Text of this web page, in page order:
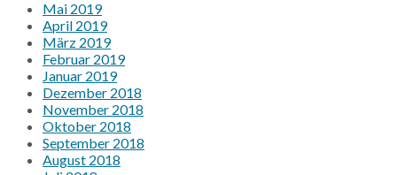
Mai 2019
April 2019
März 2019
Februar 2019
Januar 2019
Dezember 2018
November 2018
Oktober 2018
September 2018
August 2018